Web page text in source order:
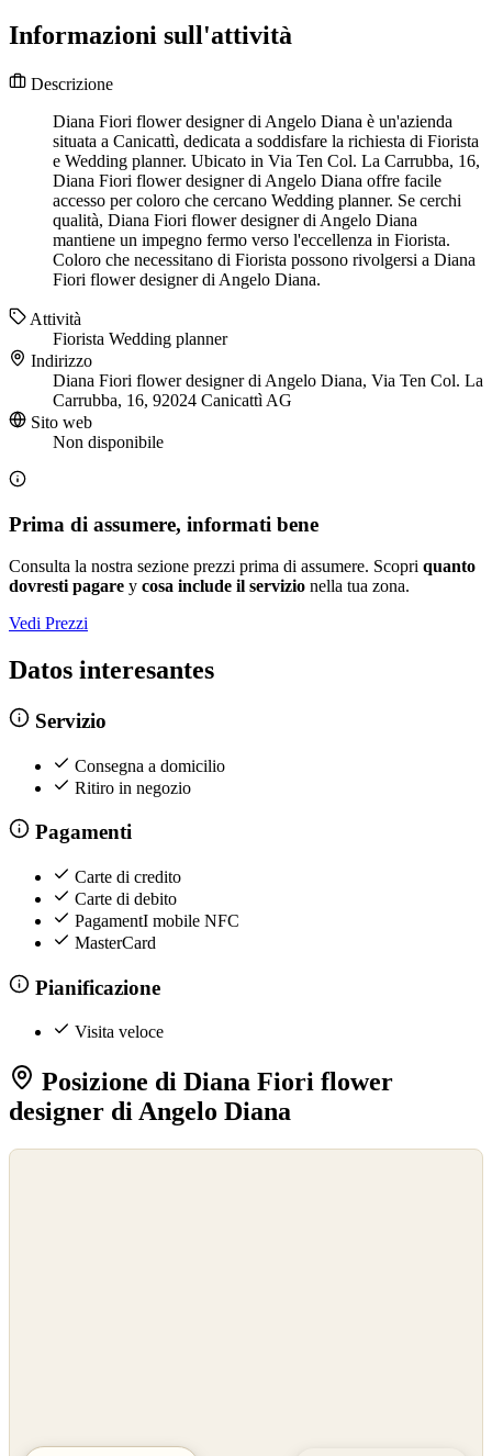
Informazioni sull'attività
Descrizione
Diana Fiori flower designer di Angelo Diana è un'azienda
situata a Canicattì, dedicata a soddisfare la richiesta di Fiorista
e Wedding planner. Ubicato in Via Ten Col. La Carrubba, 16,
Diana Fiori flower designer di Angelo Diana offre facile
accesso per coloro che cercano Wedding planner. Se cerchi
qualità, Diana Fiori flower designer di Angelo Diana
mantiene un impegno fermo verso l'eccellenza in Fiorista.
Coloro che necessitano di Fiorista possono rivolgersi a Diana
Fiori flower designer di Angelo Diana.
Attività
Fiorista Wedding planner
Indirizzo
Diana Fiori flower designer di Angelo Diana, Via Ten Col. La
Carrubba, 16, 92024 Canicattì AG
Sito web
Non disponibile
Prima di assumere, informati bene
Consulta la nostra sezione prezzi prima di assumere. Scopri quanto
dovresti pagare y cosa include il servizio nella tua zona.
Vedi Prezzi
Datos interesantes
Servizio
Consegna a domicilio
Ritiro in negozio
Pagamenti
Carte di credito
Carte di debito
PagamentI mobile NFC
MasterCard
Pianificazione
Visita veloce
Posizione di Diana Fiori flower
designer di Angelo Diana